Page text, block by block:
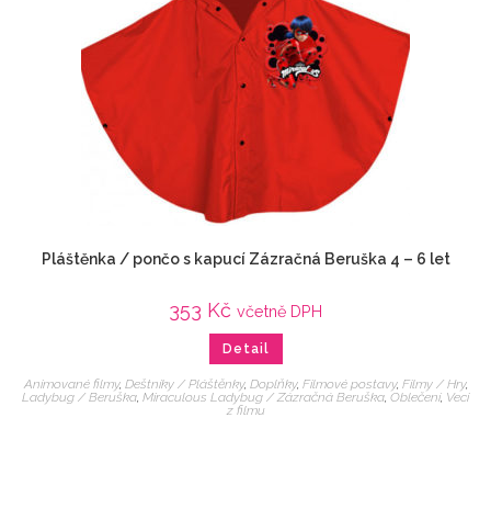
Pláštěnka / pončo s kapucí Zázračná Beruška 4 – 6 let
353 Kč včetně DPH
Detail
Animované filmy, Deštníky / Pláštěnky, Doplňky, Filmové postavy, Filmy / Hry,
Ladybug / Beruška, Miraculous Ladybug / Zázračná Beruška, Oblečení, Veci
z filmu